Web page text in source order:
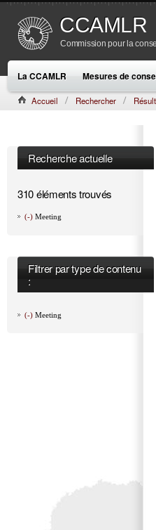
CCAMLR
Commission pour la
La CCAMLR Mesures de
Accueil Rechercher
Recherche actuelle
310 éléments trouvés
(-) Meeting
Filtrer par type de contenu
:
(-) Meeting